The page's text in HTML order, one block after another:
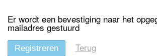
Er wordt een bevestiging naar het
mailadres gestuurd
Terug